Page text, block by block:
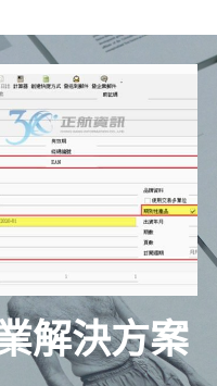
解決方案